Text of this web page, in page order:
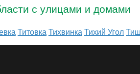
с улицами и домами
ТитовкаТихвинкаТихий Угол